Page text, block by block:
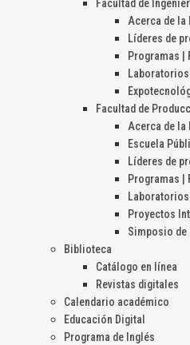
Facultad de
Acerca de la
Líderes de
Programas |
Laboratorios
Facultad de
Acerca de la
Escuela
Líderes de
Programas |
Laboratorios
Proyectos
Simposio de
Biblioteca
Catálogo en línea
Revistas digitales
Calendario académico
Educación Digital
Programa de Inglés